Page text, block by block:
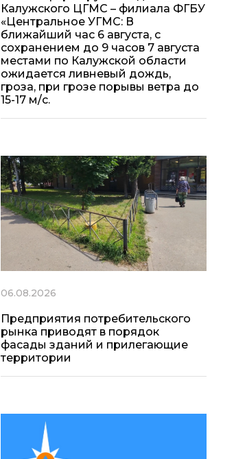
Калужского ЦГМС – филиала ФГБУ
«Центральное УГМС: В
ближайший час 6 августа, с
сохранением до 9 часов 7 августа
местами по Калужской области
ожидается ливневый дождь,
гроза, при грозе порывы ветра до
15-17 м/с.
06.08.2026
Предприятия потребительского
рынка приводят в порядок
фасады зданий и прилегающие
территории